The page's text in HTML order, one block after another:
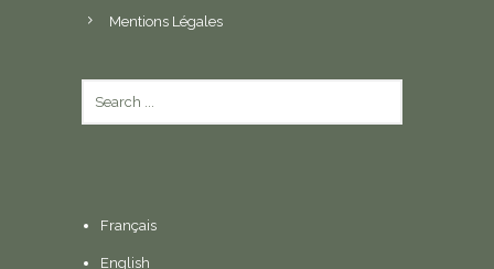
Mentions Légales
Français
English